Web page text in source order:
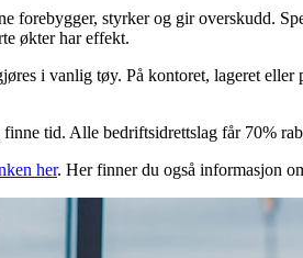
forebygger, styrker og gir overskudd.
økter har effekt.
i vanlig tøy. På kontoret, lageret eller
tid. Alle bedriftsidrettslag får 70%
her. Her finner du også informasjon